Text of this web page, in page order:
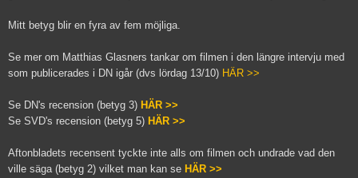
Mitt betyg blir en fyra av fem möjliga.
Se mer om Matthias Glasners tankar om filmen i den längre intervju med
som publicerades i DN igår (dvs lördag 13/10) HÄR >>
Se DN's recension (betyg 3) HÄR >>
Se SVD's recension (betyg 5) HÄR >>
Aftonbladets recensent tyckte inte alls om filmen och undrade vad den
ville säga (betyg 2) vilket man kan se HÄR >>